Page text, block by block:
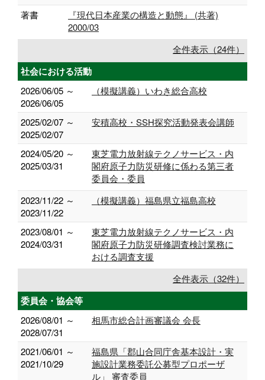
著書
『現代日本産業の構造と動態』 (共著)
2000/03
全件表示（24件）
社会における活動
2026/06/05 ～
2026/06/05
（模擬講義）いわき総合高校
2025/02/07 ～
2025/02/07
安積高校・SSH探究活動発表会講師
2024/05/20 ～
2025/03/31
東芝電力放射線テクノサービス・内
閣府原子力防災研修に係わる第三者
委員会・委員
2023/11/22 ～
2023/11/22
（模擬講義）福島県立福島高校
2023/08/01 ～
2024/03/31
東芝電力放射線テクノサービス・内
閣府原子力防災研修調査検討業務に
おける調査支援
全件表示（32件）
委員会・協会等
2026/08/01 ～
2028/07/31
相馬市総合計画審議会 会長
2021/06/01 ～
2021/10/29
福島県「郡山合同庁舎基本設計・実
施設計業務委託公募型プロポーザ
ル」 審査委員